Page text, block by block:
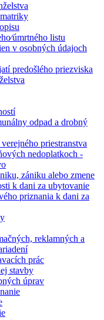
listu
v osobných údajoch
predošlého priezviska
odpad a drobný
priestranstva
nedoplatkoch -
zániku alebo zmene
k dani za ubytovanie
priznania k dani za
reklamných a
prác
stavby
úprav